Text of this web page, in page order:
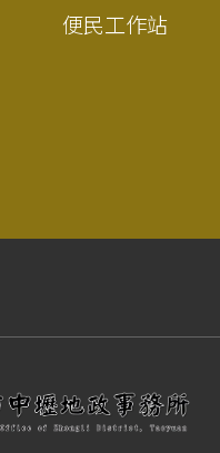
便民工作站